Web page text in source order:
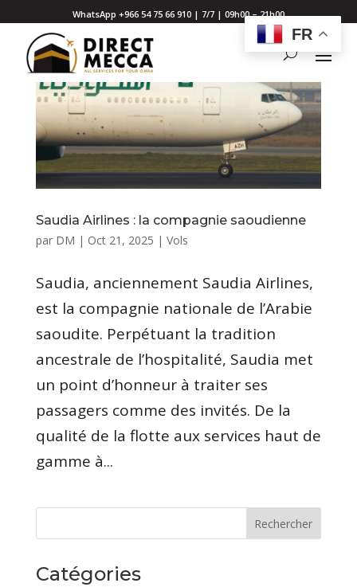
WhatsApp +966 54 75 66 910 | 7/7 | 09h00 – 21h00
Saudia Airlines : la compagnie saoudienne
par DM | Oct 21, 2025 | Vols
Saudia, anciennement Saudia Airlines,
est la compagnie nationale de l’Arabie
saoudite. Perpétuant la tradition
ancestrale de l’hospitalité, Saudia met
un point d’honneur à traiter ses
passagers comme des invités. De la
qualité de la flotte aux services haut de
gamme à...
Rechercher
Catégories
FR